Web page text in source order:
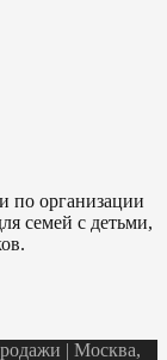
по организации
семей с детьми,
| Москва,